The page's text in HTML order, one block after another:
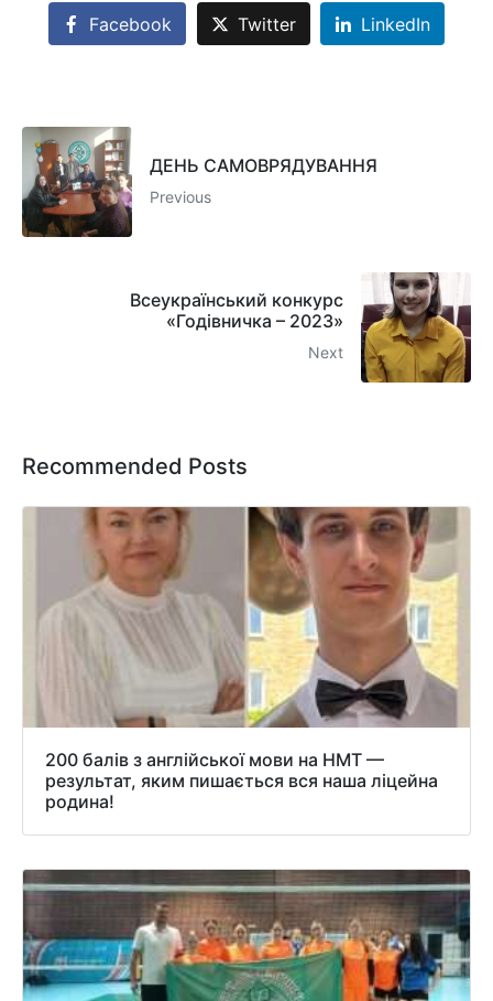
Facebook Twitter LinkedIn
ДЕНЬ САМОВРЯДУВАННЯ
Previous
Всеукраїнський конкурс
«Годівничка – 2023»
Next
Recommended Posts
200 балів з англійської мови на НМТ —
результат, яким пишається вся наша ліцейна
родина!